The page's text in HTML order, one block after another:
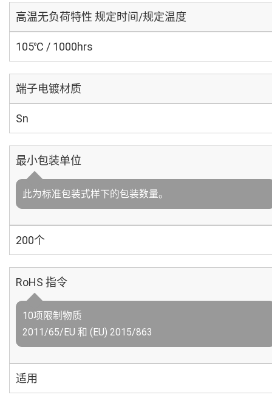
高温无负荷特性 规定时间/规定温度
105℃ / 1000hrs
端子电镀材质
Sn
最小包装单位
此为标准包装式样下的包装数量。
200个
RoHS 指令
10项限制物质
2011/65/EU 和 (EU) 2015/863
适用